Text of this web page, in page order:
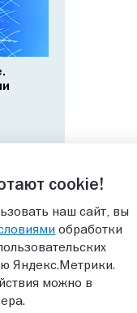
Елена
cookie!
наш сайт, вы
обработки
Яндекс.Метрики.
можно в